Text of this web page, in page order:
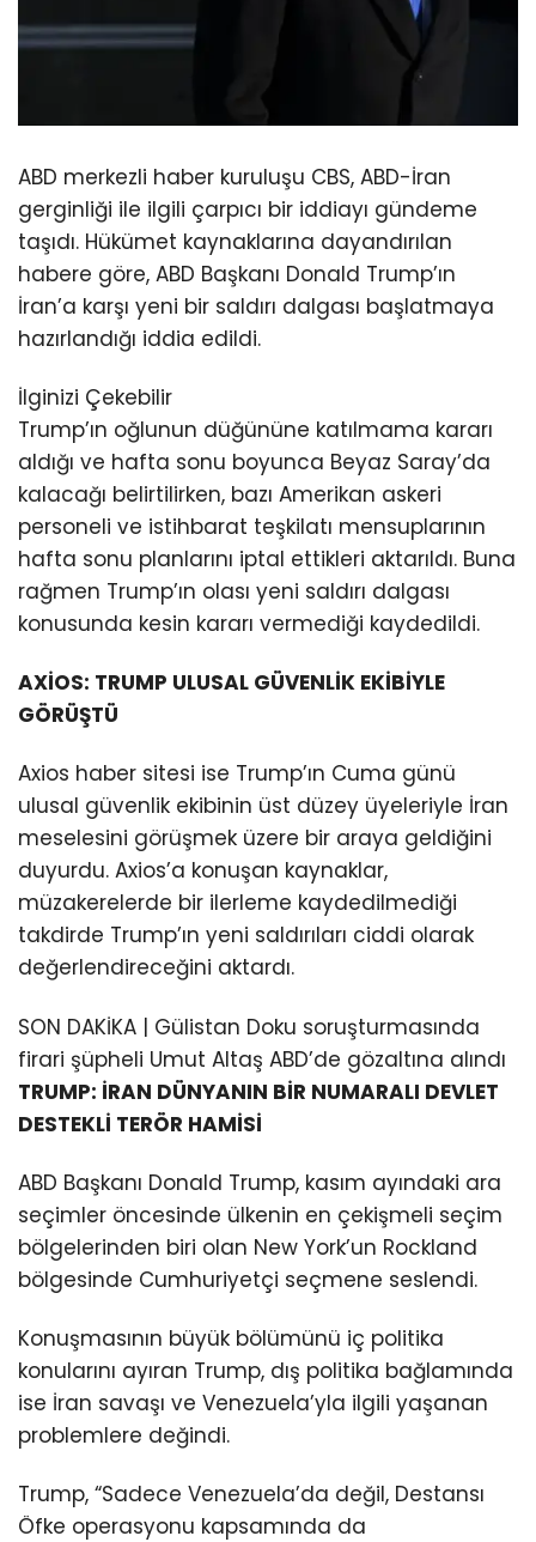
ABD merkezli haber kuruluşu CBS, ABD-İran
gerginliği ile ilgili çarpıcı bir iddiayı gündeme
taşıdı. Hükümet kaynaklarına dayandırılan
habere göre, ABD Başkanı Donald Trump’ın
İran’a karşı yeni bir saldırı dalgası başlatmaya
hazırlandığı iddia edildi.
İlginizi Çekebilir
Trump’ın oğlunun düğününe katılmama kararı
aldığı ve hafta sonu boyunca Beyaz Saray’da
kalacağı belirtilirken, bazı Amerikan askeri
personeli ve istihbarat teşkilatı mensuplarının
hafta sonu planlarını iptal ettikleri aktarıldı. Buna
rağmen Trump’ın olası yeni saldırı dalgası
konusunda kesin kararı vermediği kaydedildi.
AXİOS: TRUMP ULUSAL GÜVENLİK EKİBİYLE
GÖRÜŞTÜ
Axios haber sitesi ise Trump’ın Cuma günü
ulusal güvenlik ekibinin üst düzey üyeleriyle İran
meselesini görüşmek üzere bir araya geldiğini
duyurdu. Axios’a konuşan kaynaklar,
müzakerelerde bir ilerleme kaydedilmediği
takdirde Trump’ın yeni saldırıları ciddi olarak
değerlendireceğini aktardı.
SON DAKİKA | Gülistan Doku soruşturmasında
firari şüpheli Umut Altaş ABD’de gözaltına alındı
TRUMP: İRAN DÜNYANIN BİR NUMARALI DEVLET
DESTEKLİ TERÖR HAMİSİ
ABD Başkanı Donald Trump, kasım ayındaki ara
seçimler öncesinde ülkenin en çekişmeli seçim
bölgelerinden biri olan New York’un Rockland
bölgesinde Cumhuriyetçi seçmene seslendi.
Konuşmasının büyük bölümünü iç politika
konularını ayıran Trump, dış politika bağlamında
ise İran savaşı ve Venezuela’yla ilgili yaşanan
problemlere değindi.
Trump, “Sadece Venezuela’da değil, Destansı
Öfke operasyonu kapsamında da